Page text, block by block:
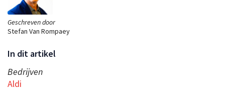
Geschreven door
Stefan Van Rompaey
In dit artikel
Bedrijven
Aldi